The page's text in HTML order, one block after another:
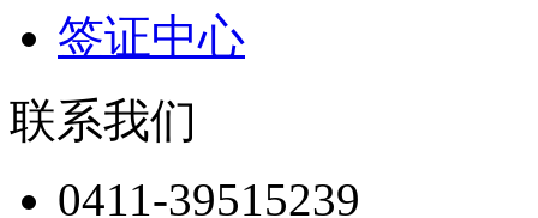
签证中心
联系我们
0411-39515239